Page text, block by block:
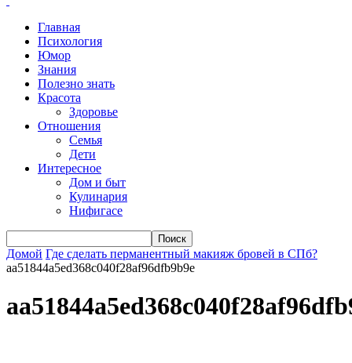
Главная
Психология
Юмор
Знания
Полезно знать
Красота
Здоровье
Отношения
Семья
Дети
Интересное
Дом и быт
Кулинария
Нифигасе
Домой Где сделать перманентный макияж бровей в СПб?
aa51844a5ed368c040f28af96dfb9b9e